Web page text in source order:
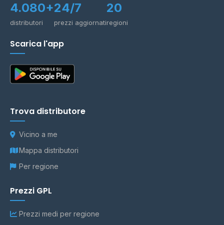
4.080+
distributori
24/7
prezzi aggiornati
20
regioni
Scarica l'app
Trova distributore
Vicino a me
Mappa distributori
Per regione
Prezzi GPL
Prezzi medi per regione